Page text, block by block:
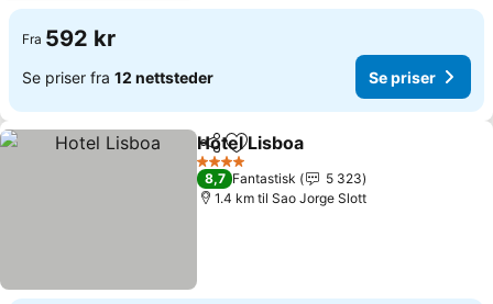
Fra 592 kr
Se priser fra 12 nettsteder Se priser
Del Legg til i favoritter
Hotel Lisboa
4 Stjerner
8,7 Fantastisk
5 323
1.4 km til Sao Jorge Slott